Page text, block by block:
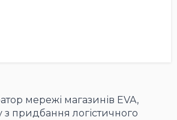
мережі магазинів EVA,
придбання логістичного